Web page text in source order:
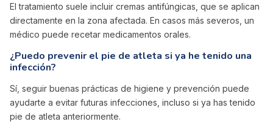
El tratamiento suele incluir cremas antifúngicas, que se aplican
directamente en la zona afectada. En casos más severos, un
médico puede recetar medicamentos orales.
¿Puedo prevenir el pie de atleta si ya he tenido una
infección?
Sí, seguir buenas prácticas de higiene y prevención puede
ayudarte a evitar futuras infecciones, incluso si ya has tenido
pie de atleta anteriormente.